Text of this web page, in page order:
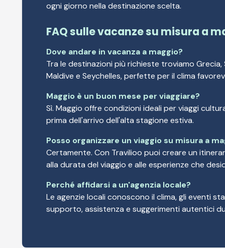
ogni giorno nella destinazione scelta.
FAQ sulle vacanze su misura a
Dove andare in vacanza a maggio?
Tra le destinazioni più richieste troviamo
Maldive e Seychelles, perfette per il clima
Maggio è un buon mese per viaggiare?
Sì. Maggio offre condizioni ideali per viaggi
prima dell'arrivo dell'alta stagione estiva.
Posso organizzare un viaggio su misura a
Certamente. Con Travilioo puoi creare un
alla durata del viaggio e alle esperienze che
Perché affidarsi a un'agenzia locale?
Le agenzie locali conoscono il clima, gli eventi
supporto, assistenza e suggerimenti autentici